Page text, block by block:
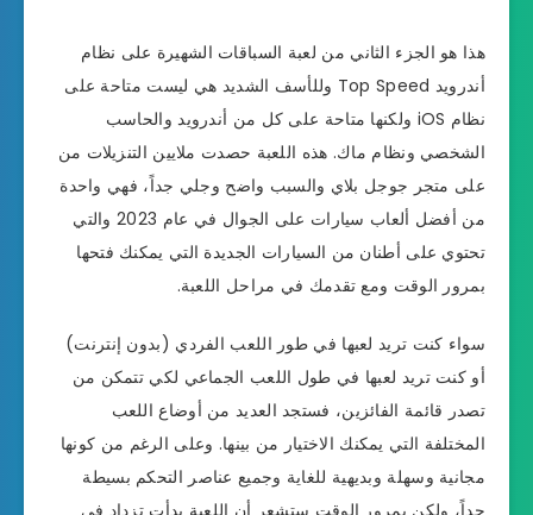
هذا هو الجزء الثاني من لعبة السباقات الشهيرة على نظام
أندرويد Top Speed وللأسف الشديد هي ليست متاحة على
نظام iOS ولكنها متاحة على كل من أندرويد والحاسب
الشخصي ونظام ماك. هذه اللعبة حصدت ملايين التنزيلات من
على متجر جوجل بلاي والسبب واضح وجلي جداً، فهي واحدة
من أفضل ألعاب سيارات على الجوال في عام 2023 والتي
تحتوي على أطنان من السيارات الجديدة التي يمكنك فتحها
بمرور الوقت ومع تقدمك في مراحل اللعبة.
سواء كنت تريد لعبها في طور اللعب الفردي (بدون إنترنت)
أو كنت تريد لعبها في طول اللعب الجماعي لكي تتمكن من
تصدر قائمة الفائزين، فستجد العديد من أوضاع اللعب
المختلفة التي يمكنك الاختيار من بينها. وعلى الرغم من كونها
مجانية وسهلة وبديهية للغاية وجميع عناصر التحكم بسيطة
جداً، ولكن بمرور الوقت ستشعر أن اللعبة بدأت تزداد في